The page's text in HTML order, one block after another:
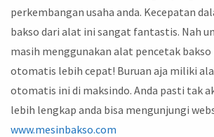
perkembangan usaha anda. Kecepatan
bakso dari alat ini sangat fantastis. Nah
masih menggunakan alat pencetak bakso
otomatis lebih cepat! Buruan aja miliki
otomatis ini di maksindo. Anda pasti tak
lebih lengkap anda bisa mengunjungi
www.mesinbakso.com